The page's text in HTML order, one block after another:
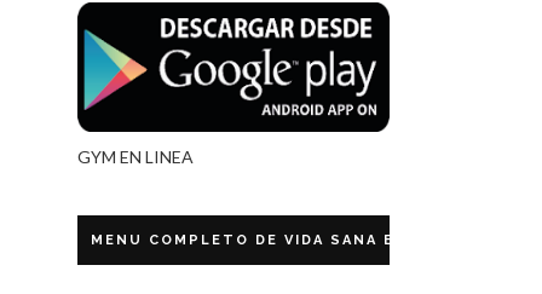
GYM EN LINEA
MENU COMPLETO DE VIDA SANA ECUADOR